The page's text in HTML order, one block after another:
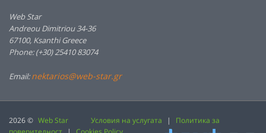
Web Star
Andreou Dimitriou 34-36
67100, Ksanthi Greece
Phone: (+30) 25410 83074
Email:nektarios@web-star.gr
2026 © Web Star Условия на услугата |
Политика за